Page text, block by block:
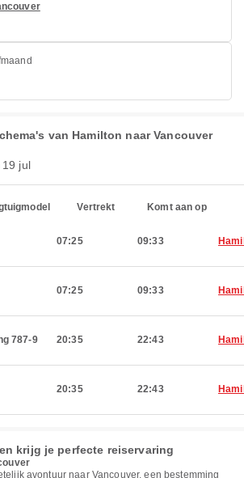
van Hamilton naar Vancouver
19 jul
Vertrekt Komt aan op
07:25 09:33
07:25 09:33
787-9 20:35 22:43
20:35 22:43
krijg je perfecte reiservaring
avontuur naar Vancouver, een bestemming